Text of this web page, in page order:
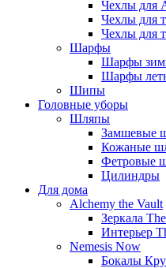
Чехлы для
Чехлы для
Чехлы для
Шарфы
Шарфы
Шарфы
Шипы
Головные уборы
Шляпы
Замшевые
Кожаные
Фетровые
Цилиндры
Для дома
Alchemy the Vault
Зеркала
Интерьер
Nemesis Now
Бокалы